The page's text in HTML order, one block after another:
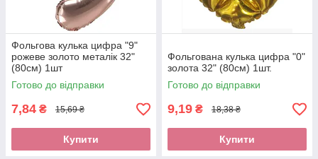
Фольгова кулька цифра "9"
рожеве золото металік 32"
(80см) 1шт
Готово до відправки
7,84 ₴ 15,69 ₴
Купити
Фольгована кулька цифра "0"
золота 32" (80см) 1шт.
Готово до відправки
9,19 ₴ 18,38 ₴
Купити